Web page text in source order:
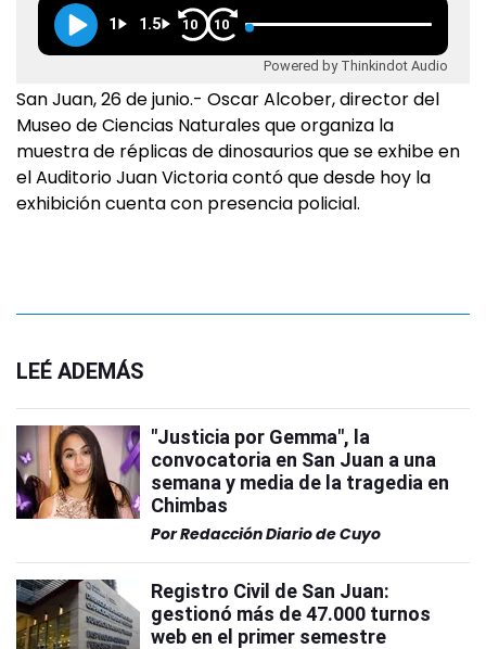
1 1.5 10 10
Powered by Thinkindot Audio
San Juan, 26 de junio.- Oscar Alcober, director del
Museo de Ciencias Naturales que organiza la
muestra de réplicas de dinosaurios que se exhibe en
el Auditorio Juan Victoria contó que desde hoy la
exhibición cuenta con presencia policial.
LEÉ ADEMÁS
"Justicia por Gemma", la
convocatoria en San Juan a una
semana y media de la tragedia en
Chimbas
PorRedacción Diario de Cuyo
Registro Civil de San Juan:
gestionó más de 47.000 turnos
web en el primer semestre